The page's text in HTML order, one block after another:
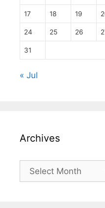
17 18 19
24 25 26
31
« Jul
Archives
Archives